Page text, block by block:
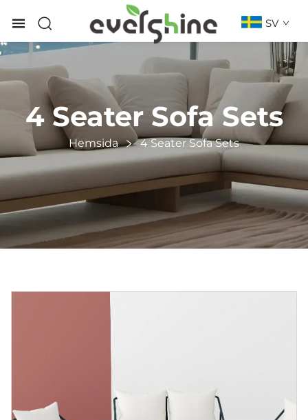
SV
4 Seater Sofa Sets
Hemsida 4 Seater Sofa Sets